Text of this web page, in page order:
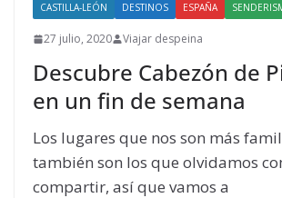
CASTILLA-LEÓN DESTINOS ESPAÑA
27 julio, 2020 Viajar despeina
Descubre Cabezón de
en un fin de semana
Los lugares que nos son más
también son los que olvidamos
compartir, así que vamos a